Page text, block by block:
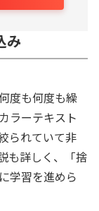
み
度も何度も繰
ラーテキスト
られていて非
も詳しく、「捨
学習を進めら